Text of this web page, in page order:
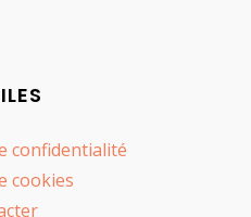
confidentialité
cookies